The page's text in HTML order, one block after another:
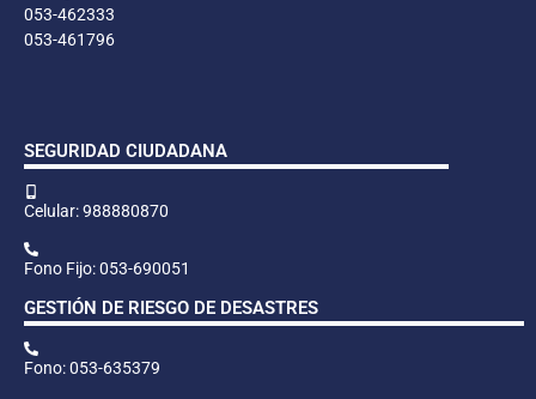
053-462333
053-461796
SEGURIDAD CIUDADANA
Celular: 988880870
Fono Fijo: 053-690051
GESTIÓN DE RIESGO DE DESASTRES
Fono: 053-635379